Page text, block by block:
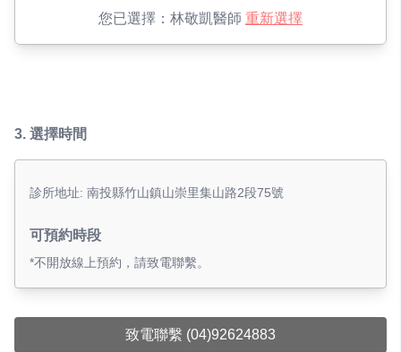
您已選擇： 林敬凱醫師 重新選擇
3. 選擇時間
診所地址: 南投縣竹山鎮山崇里集山路2段75號
可預約時段
*不開放線上預約，請致電聯繫。
致電聯繫 (04)92624883